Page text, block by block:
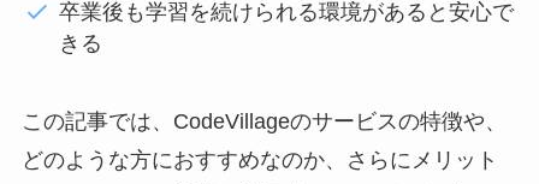
卒業後も学習を続けられる環境があると安心で
きる
この記事では、CodeVillageのサービスの特徴や、
どのような方におすすめなのか、さらにメリット